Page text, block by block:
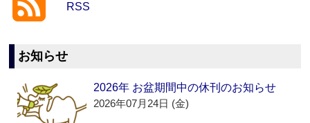
RSS
お知らせ
2026年 お盆期間中の休刊のお知らせ
2026年07月24日 (金)